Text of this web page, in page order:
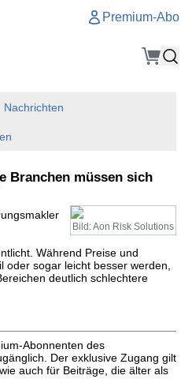
Premium-Abo
Nachrichten
Branchen müssen sich
Bild: Aon Risk Solutions
Während Preise und
oder sogar leicht besser werden,
deutlich schlechtere
Abonnenten des
Der exklusive Zugang gilt
auch für Beiträge, die älter als